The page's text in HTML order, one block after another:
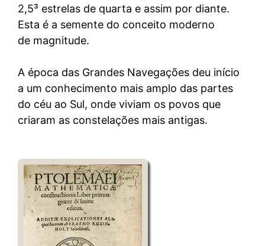
2,5³ estrelas de quarta e assim por diante.
Esta é a semente do conceito moderno
de magnitude.
A época das Grandes Navegações deu início
a um conhecimento mais amplo das partes
do céu ao Sul, onde viviam os povos que
criaram as constelações mais antigas.